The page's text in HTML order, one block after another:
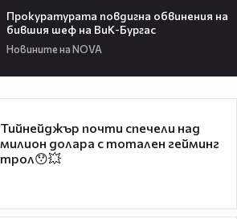
Прокуратурата повдигна обвинения на
бившия шеф на ВиК-Бургас
Новините на NOVA
Тийнейджър почти спечели над
милион долара с тотален гейминг
трол😯💥